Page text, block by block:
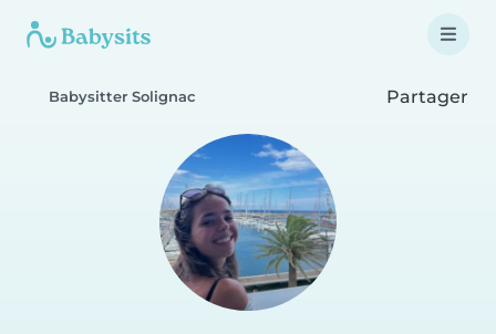
Babysitter Solignac Partager